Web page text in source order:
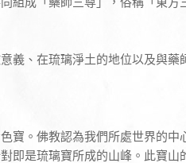
義、在琉璃淨土的地位以及與藥
寶。佛教認為我們所處世界的中
即是琉璃寶所成的山峰。此寶山